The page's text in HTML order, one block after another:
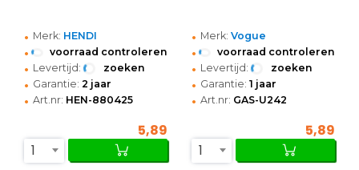
• Merk: HENDI
• voorraad controleren
• Levertijd: zoeken
• Garantie: 2 jaar
• Art.nr: HEN-880425
5,89
1
• Merk: Vogue
• voorraad controleren
• Levertijd: zoeken
• Garantie: 1 jaar
• Art.nr: GAS-U242
5,89
1